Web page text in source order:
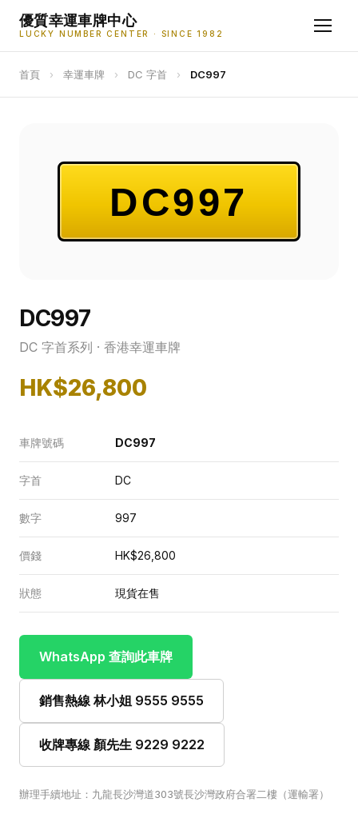
優質幸運車牌中心
LUCKY NUMBER CENTER · SINCE 1982
首頁 › 幸運車牌 › DC 字首 › DC997
DC997
DC997
DC 字首系列 · 香港幸運車牌
HK$26,800
車牌號碼 DC997
字首 DC
數字 997
價錢 HK$26,800
狀態 現貨在售
WhatsApp 查詢此車牌
銷售熱線 林小姐 9555 9555
收牌專線 顏先生 9229 9222
辦理手續地址：九龍長沙灣道303號長沙灣政府合署二樓（運輸署）